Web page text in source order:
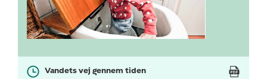
Vandets vej gennem tiden